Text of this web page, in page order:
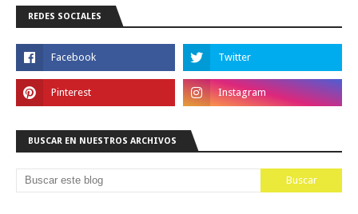
REDES SOCIALES
BUSCAR EN NUESTROS ARCHIVOS